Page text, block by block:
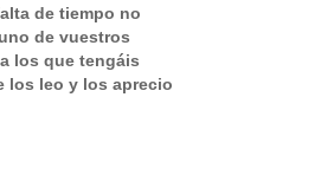
de tiempo no
de vuestros
los que tengáis
los leo y los aprecio